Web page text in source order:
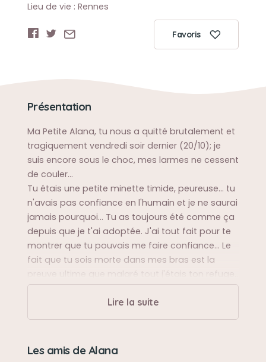
Lieu de vie : Rennes
Favoris
Présentation
Ma Petite Alana, tu nous a quitté brutalement et
tragiquement vendredi soir dernier (20/10); je
suis encore sous le choc, mes larmes ne cessent
de couler...
Tu étais une petite minette timide, peureuse... tu
n'avais pas confiance en l'humain et je ne saurai
jamais pourquoi... Tu as toujours été comme ça
depuis que je t'ai adoptée. J'ai tout fait pour te
montrer que tu pouvais me faire confiance... Le
fait que tu sois morte dans mes bras est la
preuve ultime que malgré tout j'étais ton refuge..
curieuse.
Lire la suite
Les amis de Alana